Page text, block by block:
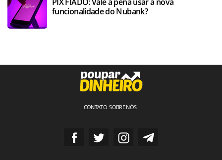
funcionalidade do Nubank?
CONTATO SOBRE NÓS